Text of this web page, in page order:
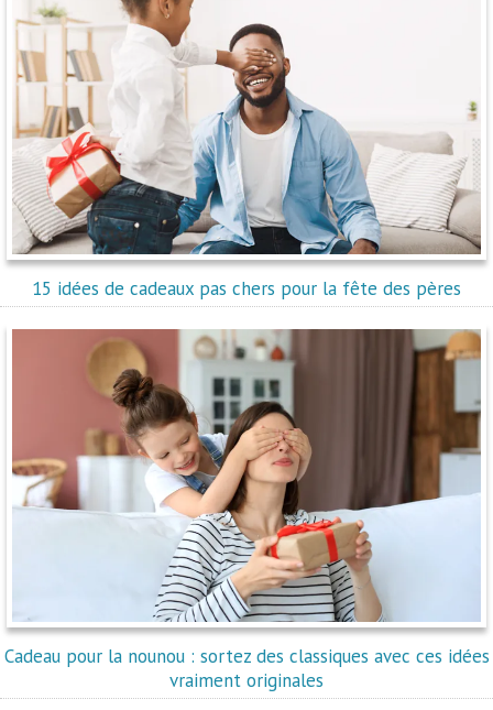
15 idées de cadeaux pas chers pour la fête des pères
Cadeau pour la nounou : sortez des classiques avec ces idées
vraiment originales